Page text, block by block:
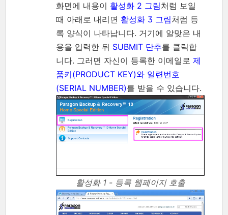
화면에 내용이 활성화 2 그림처럼 보일
때 아래로 내리면 활성화 3 그림처럼 등
록 양식이 나타납니다. 거기에 알맞은 내
용을 입력한 뒤 SUBMIT 단추를 클릭합
니다. 그러면 자신이 등록한 이메일로 제
품키(PRODUCT KEY)와 일련번호
(SERIAL NUMBER)를 받을 수 있습니다.
활성화 1 - 등록 웹페이지 호출